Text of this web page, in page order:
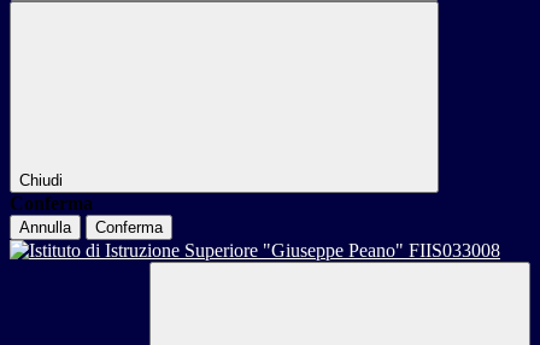
Chiudi
Conferma
Annulla Conferma